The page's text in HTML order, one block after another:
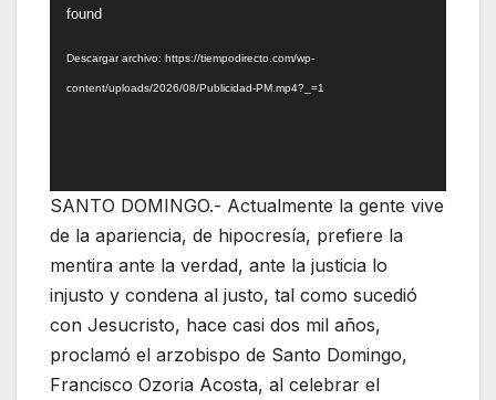
defound
Descargar archivo: https://tiempodirecto.com/wp-
content/uploads/2026/08/Publicidad-PM.mp4?_=1
SANTO DOMINGO.- Actualmente la gente vive
de la apariencia, de hipocresía, prefiere la
mentira ante la verdad, ante la justicia lo
injusto y condena al justo, tal como sucedió
con Jesucristo, hace casi dos mil años,
proclamó el arzobispo de Santo Domingo,
Francisco Ozoria Acosta, al celebrar el